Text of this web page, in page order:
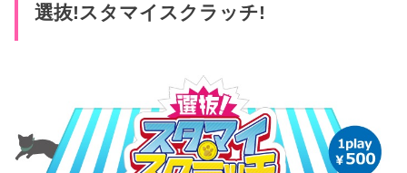
選抜!スタマイスクラッチ!